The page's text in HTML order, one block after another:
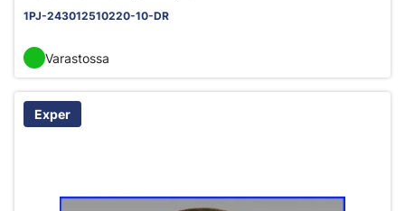
1PJ-243012510220-10-DR
Varastossa
Exper